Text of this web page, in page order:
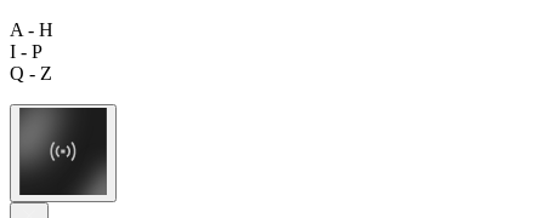
A - H
I - P
Q - Z